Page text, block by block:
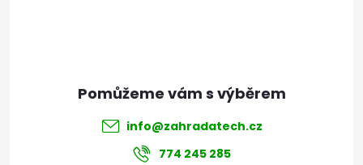
info@zahradatech.cz
774 245 285